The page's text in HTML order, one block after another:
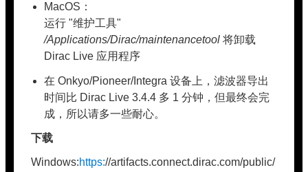
MacOS：
运行 "维护工具"
/Applications/Dirac/maintenancetool 将卸载
Dirac Live 应用程序
在 Onkyo/Pioneer/Integra 设备上，滤波器导出
时间比 Dirac Live 3.4.4 多 1 分钟，但最终会完
成，所以请多一些耐心。
下载
Windows:https://artifacts.connect.dirac.com/public/